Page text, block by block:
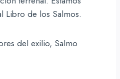
Libro de los Salmos.
del exilio, Salmo